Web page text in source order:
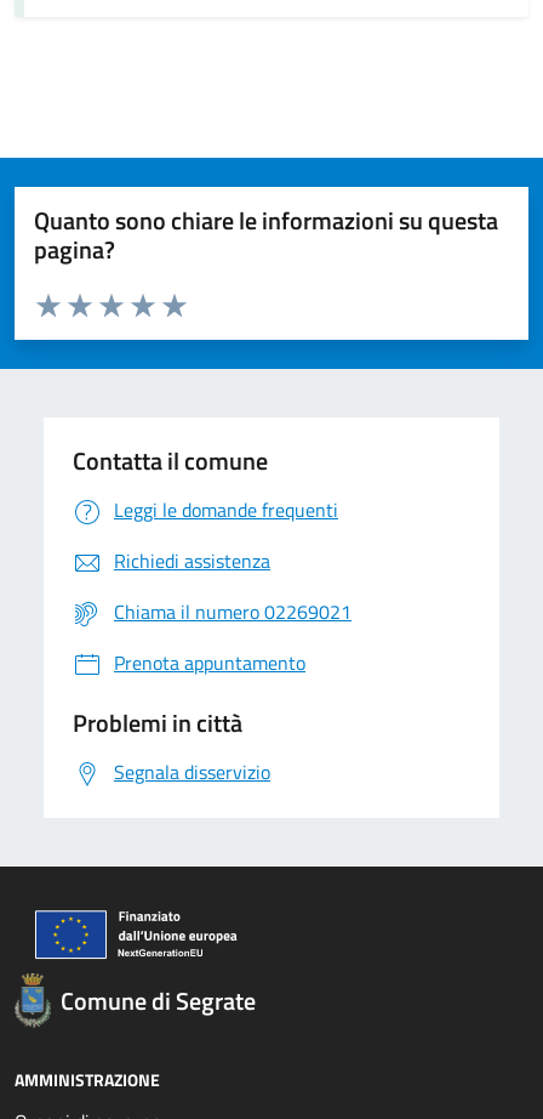
Quanto sono chiare le informazioni su questa
pagina?
Valuta da 1 a 5 stelle la pagina
Valuta 5 stelle su 5
Valuta 4 stelle su 5
Valuta 3 stelle su 5
Valuta 2 stelle su 5
Valuta 1 stelle su 5
Contatta il comune
Leggi le domande frequenti
Richiedi assistenza
Chiama il numero 02269021
Prenota appuntamento
Problemi in città
Segnala disservizio
Comune di Segrate
AMMINISTRAZIONE